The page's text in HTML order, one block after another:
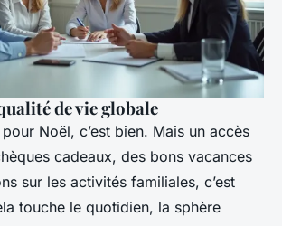
de vie globale
Noël, c’est bien. Mais un accès
cadeaux, des bons vacances
sur les activités familiales, c’est
touche le quotidien, la sphère